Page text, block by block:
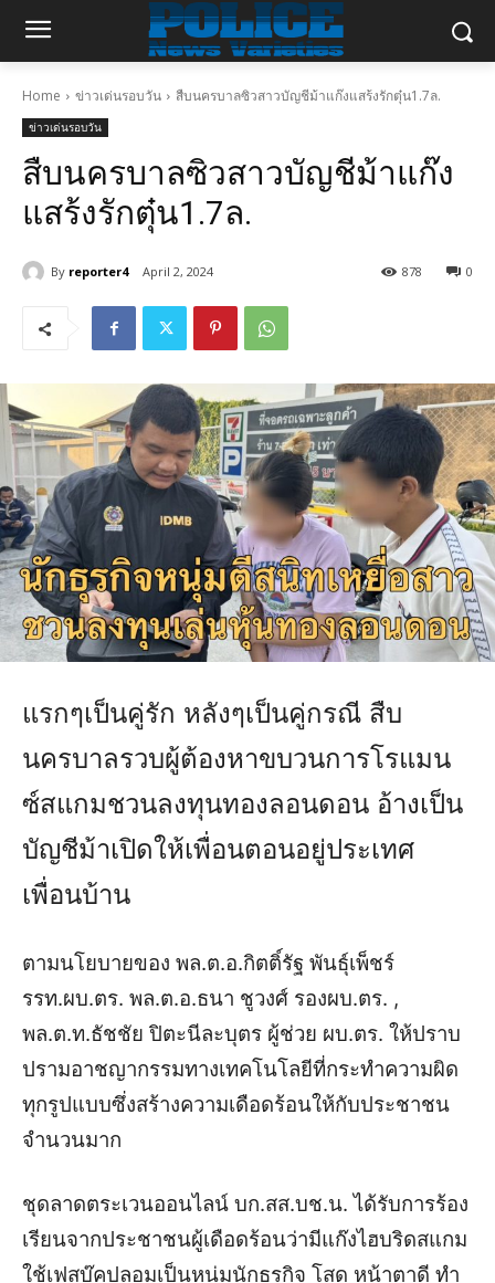
Home ข่าวเด่นรอบวัน สืบนครบาลซิวสาวบัญชีม้าแก๊งแสร้งรักตุ๋น1.7ล.
ข่าวเด่นรอบวัน
สืบนครบาลซิวสาวบัญชีม้าแก๊ง
แสร้งรักตุ๋น1.7ล.
By reporter4 April 2, 2024 0
878
แรกๆเป็นคู่รัก หลังๆเป็นคู่กรณี สืบ
นครบาลรวบผู้ต้องหาขบวนการโรแมน
ซ์สแกมชวนลงทุนทองลอนดอน อ้างเป็น
บัญชีม้าเปิดให้เพื่อนตอนอยู่ประเทศ
เพื่อนบ้าน
ตามนโยบายของ พล.ต.อ.กิตติ์รัฐ พันธุ์เพ็ชร์
รรท.ผบ.ตร. พล.ต.อ.ธนา ชูวงศ์ รองผบ.ตร. ,
พล.ต.ท.ธัชชัย ปิตะนีละบุตร ผู้ช่วย ผบ.ตร. ให้ปราบ
ปรามอาชญากรรมทางเทคโนโลยีที่กระทำความผิด
ทุกรูปแบบซึ่งสร้างความเดือดร้อนให้กับประชาชน
จำนวนมาก
ชุดลาดตระเวนออนไลน์ บก.สส.บช.น. ได้รับการร้อง
เรียนจากประชาชนผู้เดือดร้อนว่ามีแก๊งไฮบริดสแกม
ใช้เฟสบุ๊คปลอมเป็นหนุ่มนักธุรกิจ โสด หน้าตาดี ทำ